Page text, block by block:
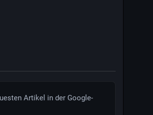
Artikel in der Google-